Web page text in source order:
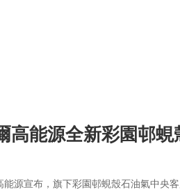
高能源全新彩園邨
能源宣布，旗下彩園邨蜆殼石油氣中央